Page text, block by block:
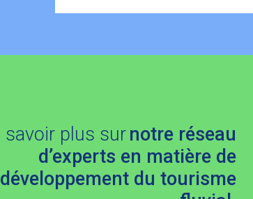
savoir plus surnotre réseau
d’experts en matière de
développement du tourisme